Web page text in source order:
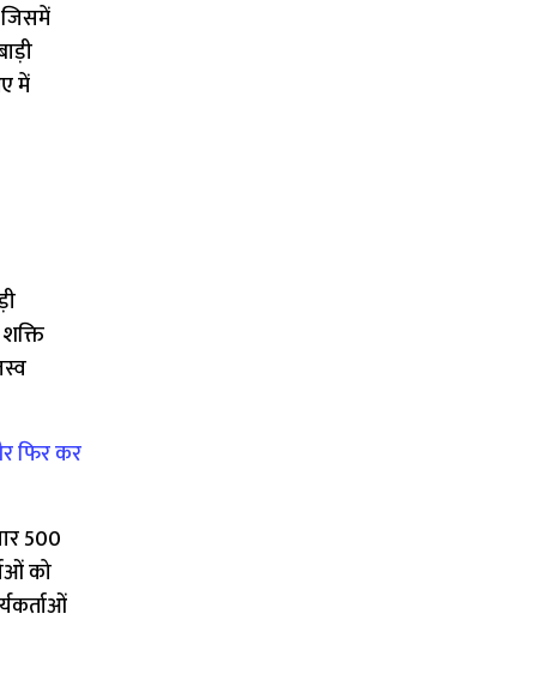
में
फिर कर
500
को